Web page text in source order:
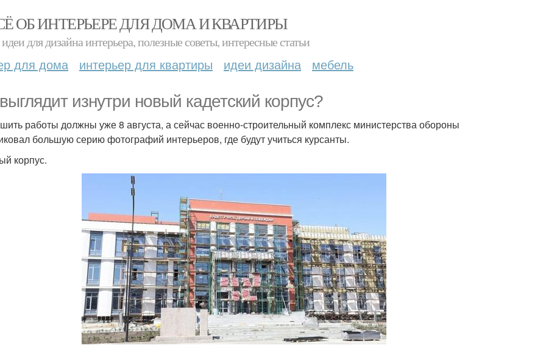
ОБ ИНТЕРЬЕРЕ ДЛЯ ДОМА И КВАРТИРЫ
для дизайна интерьера, полезные советы, интересные статьи
для дома интерьер для квартиры идеи дизайна мебель
изнутри новый кадетский корпус?
работы должны уже 8 августа, а сейчас военно-строительный комплекс министерства обороны
большую серию фотографий интерьеров, где будут учиться курсанты.
корпус.